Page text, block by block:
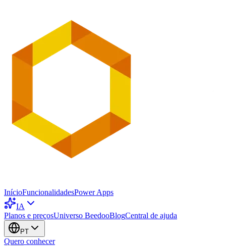
InícioFuncionalidadesPower Apps
IA
Planos e preçosUniverso BeedooBlogCentral de ajuda
PT
Quero conhecer